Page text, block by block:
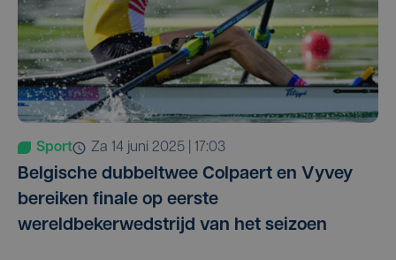
Sport za 14 juni 2025 | 17:03
Belgische dubbeltwee Colpaert en Vyvey
bereiken finale op eerste
wereldbekerwedstrijd van het seizoen